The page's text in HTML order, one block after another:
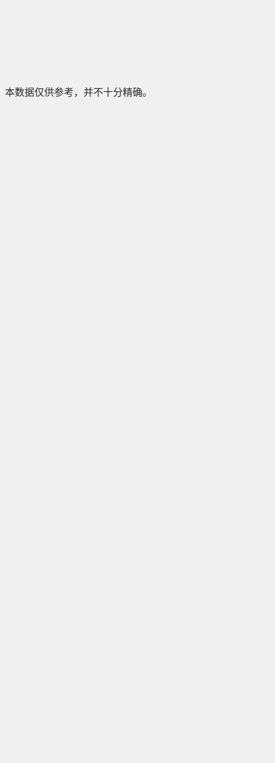
本数据仅供参考，并不十分精确。